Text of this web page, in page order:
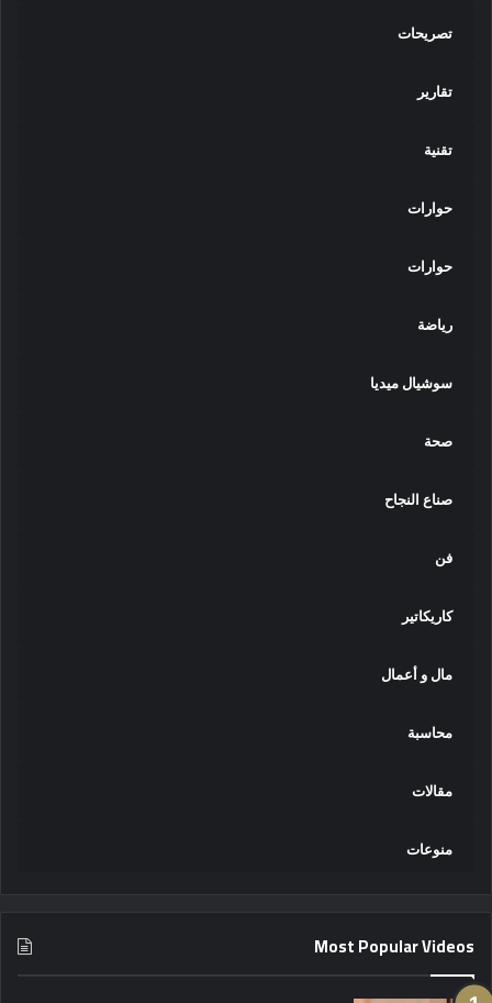
تصريحات
تقارير
تقنية
حوارات
حوارات
رياضة
سوشيال ميديا
صحة
صناع النجاح
فن
كاريكاتير
مال و أعمال
محاسبة
مقالات
منوعات
Most Popular Videos